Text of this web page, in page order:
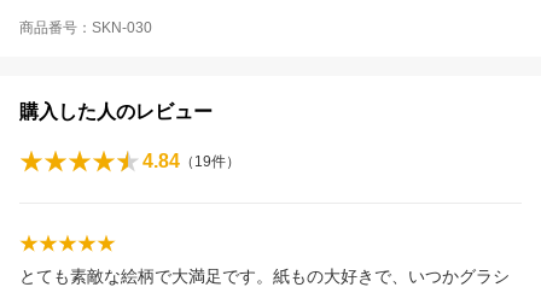
商品番号：SKN-030
購入した人のレビュー
4.84 （ 19件）
とても素敵な絵柄で大満足です。紙もの大好きで、いつかグラシ